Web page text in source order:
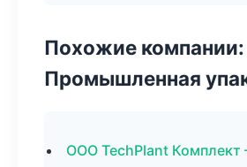
Похожие компании:
Промышленная
ООО TechPlant Комплект